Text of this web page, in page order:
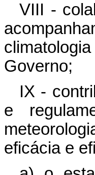
VIII -
Governo;
IX -
e
eficácia e